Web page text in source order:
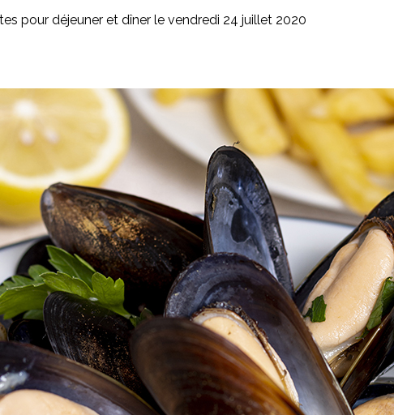
pour déjeuner et dîner le vendredi 24 juillet 2020